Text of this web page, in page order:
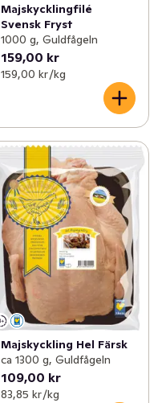
Majskycklingfilé
Svensk Fryst
1000 g, Guldfågeln
159,00 kr
159,00 kr /kg
Majskyckling Hel Färsk
ca 1300 g, Guldfågeln
109,00 kr
83,85 kr /kg